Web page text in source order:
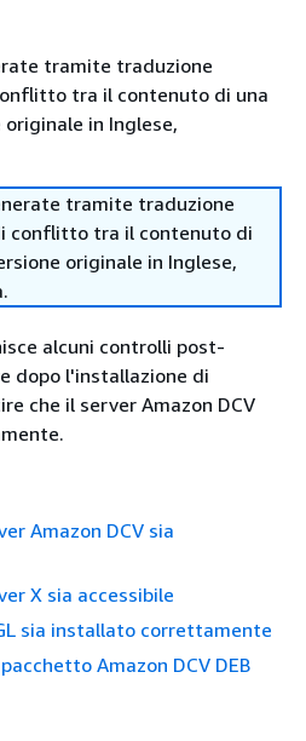
tramite traduzione
tra il contenuto di una
in Inglese,
tramite traduzione
conflitto tra il contenuto di
originale in Inglese,
alcuni controlli post-
dopo l'installazione di
che il server Amazon DCV
Amazon DCV sia
X sia accessibile
sia installato correttamente
Amazon DCV DEB